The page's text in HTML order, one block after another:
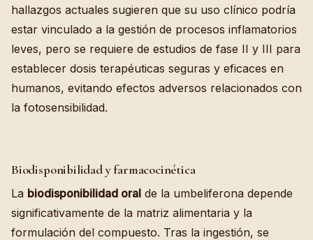
hallazgos actuales sugieren que su uso clínico podría
estar vinculado a la gestión de procesos inflamatorios
leves, pero se requiere de estudios de fase II y III para
establecer dosis terapéuticas seguras y eficaces en
humanos, evitando efectos adversos relacionados con
la fotosensibilidad.
Biodisponibilidad y farmacocinética
La biodisponibilidad oral de la umbeliferona depende
significativamente de la matriz alimentaria y la
formulación del compuesto. Tras la ingestión, se